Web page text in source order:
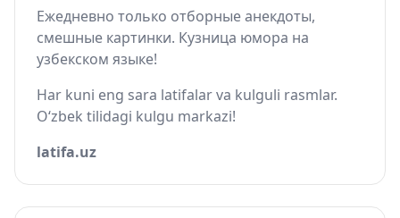
Ежедневно только отборные анекдоты,
смешные картинки. Кузница юмора на
узбекском языке!
Har kuni eng sara latifalar va kulguli rasmlar.
O‘zbek tilidagi kulgu markazi!
latifa.uz